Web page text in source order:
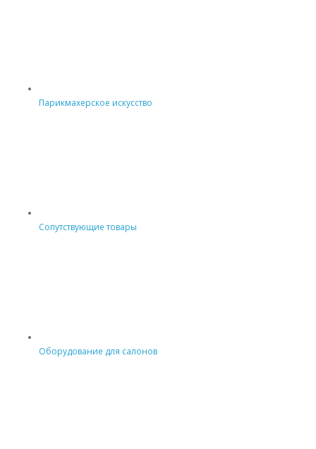
Парикмахерское искусство
Сопутствующие товары
Оборудование для салонов